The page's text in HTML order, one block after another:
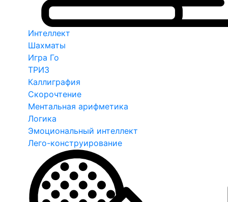
Интеллект
Шахматы
Игра Го
ТРИЗ
Каллиграфия
Скорочтение
Ментальная арифметика
Логика
Эмоциональный интеллект
Лего-конструирование